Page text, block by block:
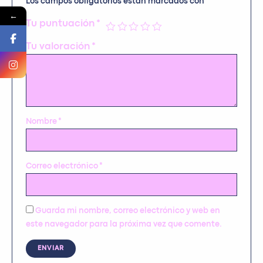
Tu puntuación *
Tu valoración *
Nombre *
Correo electrónico *
Guarda mi nombre, correo electrónico y web en
este navegador para la próxima vez que comente.
←